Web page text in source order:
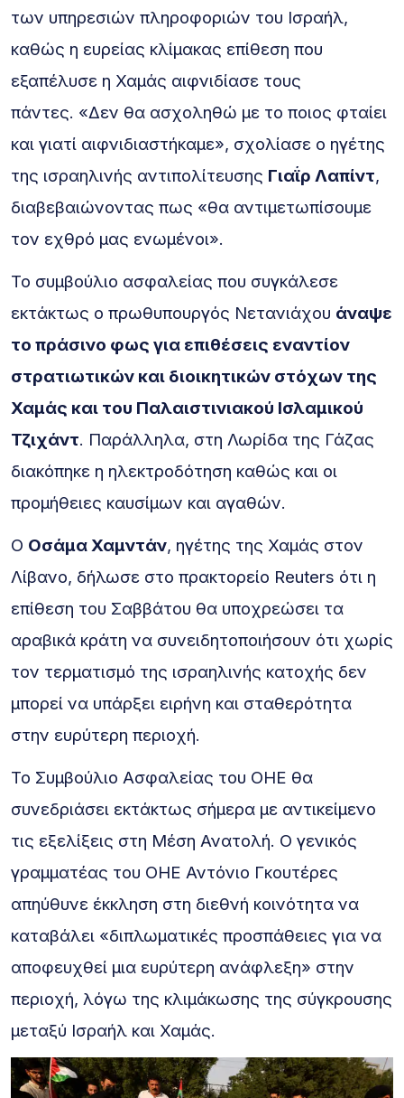
των υπηρεσιών πληροφοριών του Ισραήλ,
καθώς η ευρείας κλίμακας επίθεση που
εξαπέλυσε η Χαμάς αιφνιδίασε τους
πάντες. «Δεν θα ασχοληθώ με το ποιος φταίει
και γιατί αιφνιδιαστήκαμε», σχολίασε ο ηγέτης
της ισραηλινής αντιπολίτευσης Γιαΐρ Λαπίντ,
διαβεβαιώνοντας πως «θα αντιμετωπίσουμε
τον εχθρό μας ενωμένοι».
Το συμβούλιο ασφαλείας που συγκάλεσε
εκτάκτως ο πρωθυπουργός Νετανιάχου άναψε
το πράσινο φως για επιθέσεις εναντίον
στρατιωτικών και διοικητικών στόχων της
Χαμάς και του Παλαιστινιακού Ισλαμικού
Τζιχάντ. Παράλληλα, στη Λωρίδα της Γάζας
διακόπηκε η ηλεκτροδότηση καθώς και οι
προμήθειες καυσίμων και αγαθών.
Ο Οσάμα Χαμντάν, ηγέτης της Χαμάς στον
Λίβανο, δήλωσε στο πρακτορείο Reuters ότι η
επίθεση του Σαββάτου θα υποχρεώσει τα
αραβικά κράτη να συνειδητοποιήσουν ότι χωρίς
τον τερματισμό της ισραηλινής κατοχής δεν
μπορεί να υπάρξει ειρήνη και σταθερότητα
στην ευρύτερη περιοχή.
Το Συμβούλιο Ασφαλείας του ΟΗΕ θα
συνεδριάσει εκτάκτως σήμερα με αντικείμενο
τις εξελίξεις στη Μέση Ανατολή. Ο γενικός
γραμματέας του ΟΗΕ Αντόνιο Γκουτέρες
απηύθυνε έκκληση στη διεθνή κοινότητα να
καταβάλει «διπλωματικές προσπάθειες για να
αποφευχθεί μια ευρύτερη ανάφλεξη» στην
περιοχή, λόγω της κλιμάκωσης της σύγκρουσης
μεταξύ Ισραήλ και Χαμάς.